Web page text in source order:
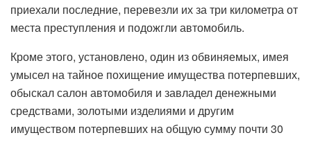
приехали последние, перевезли их за три километра от
места преступления и подожгли автомобиль.
Кроме этого, установлено, один из обвиняемых, имея
умысел на тайное похищение имущества потерпевших,
обыскал салон автомобиля и завладел денежными
средствами, золотыми изделиями и другим
имуществом потерпевших на общую сумму почти 30